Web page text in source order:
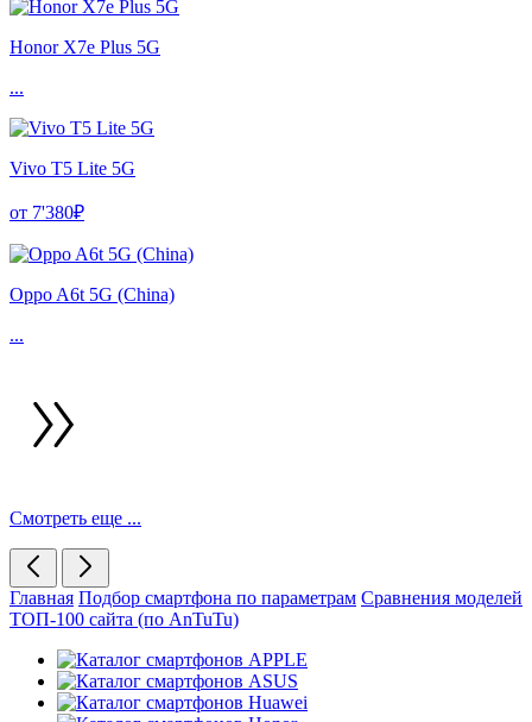
Honor X7e Plus 5G
...
Vivo T5 Lite 5G
от 7'380₽
Oppo A6t 5G (China)
...
Смотреть еще ...
Главная Подбор смартфона по параметрам Сравнения моделей
ТОП-100 сайта (по AnTuTu)